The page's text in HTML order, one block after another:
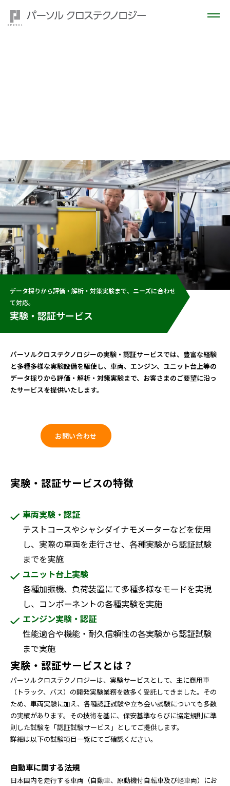
データ採りから評価・解析・対策実験まで、ニーズに合わせ
て対応。
実験・認証サービス
パーソルクロステクノロジーの実験・認証サービスでは、豊富な経験
と多種多様な実験設備を駆使し、車両、エンジン、ユニット台上等の
データ採りから評価・解析・対策実験まで、お客さまのご要望に沿っ
たサービスを提供いたします。
お問い合わせ
実験・認証サービスの特徴
車両実験・認証
テストコースやシャシダイナモメーターなどを使用
し、実際の車両を走行させ、各種実験から認証試験
までを実施
ユニット台上実験
各種加振機、負荷装置にて多種多様なモードを実現
し、コンポーネントの各種実験を実施
エンジン実験・認証
性能適合や機能・耐久信頼性の各実験から認証試験
まで実施
実験・認証サービスとは？
パーソルクロステクノロジーは、実験サービスとして、主に商用車
（トラック、バス）の開発実験業務を数多く受託してきました。その
ため、車両実験に加え、各種認証試験や立ち会い試験についても多数
の実績があります。その技術を基に、保安基準ならびに協定規則に準
則した試験を「認証試験サービス」としてご提供します。
詳細は以下の試験項目一覧にてご確認ください。
自動車に関する法規
日本国内を走行する車両（自動車、原動機付自転車及び軽車両）にお